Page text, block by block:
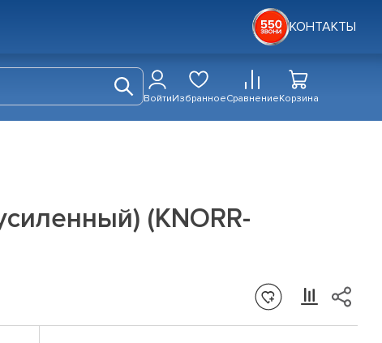
КОНТАКТЫ
ВойтиИзбранноеСравнениеКорзина
(KNORR-